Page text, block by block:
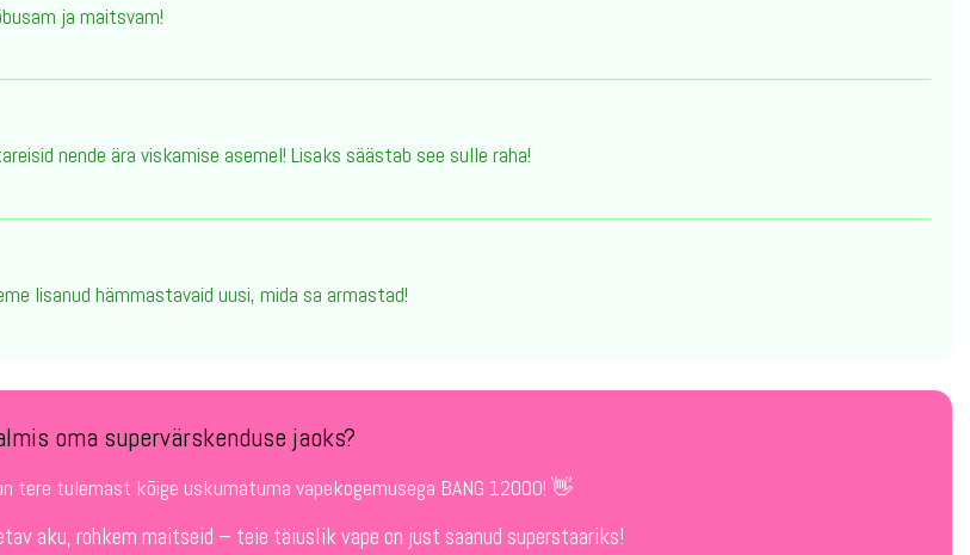
ja maitsvam!
nende ära viskamise asemel! Lisaks säästab see sulle raha!
lisanud hämmastavaid uusi, mida sa armastad!
oma supervärskenduse jaoks?
tere tulemast kõige uskumatuma vapekogemusega BANG 12000! 👋
aku, rohkem maitseid – teie täiuslik vape on just saanud superstaariks!